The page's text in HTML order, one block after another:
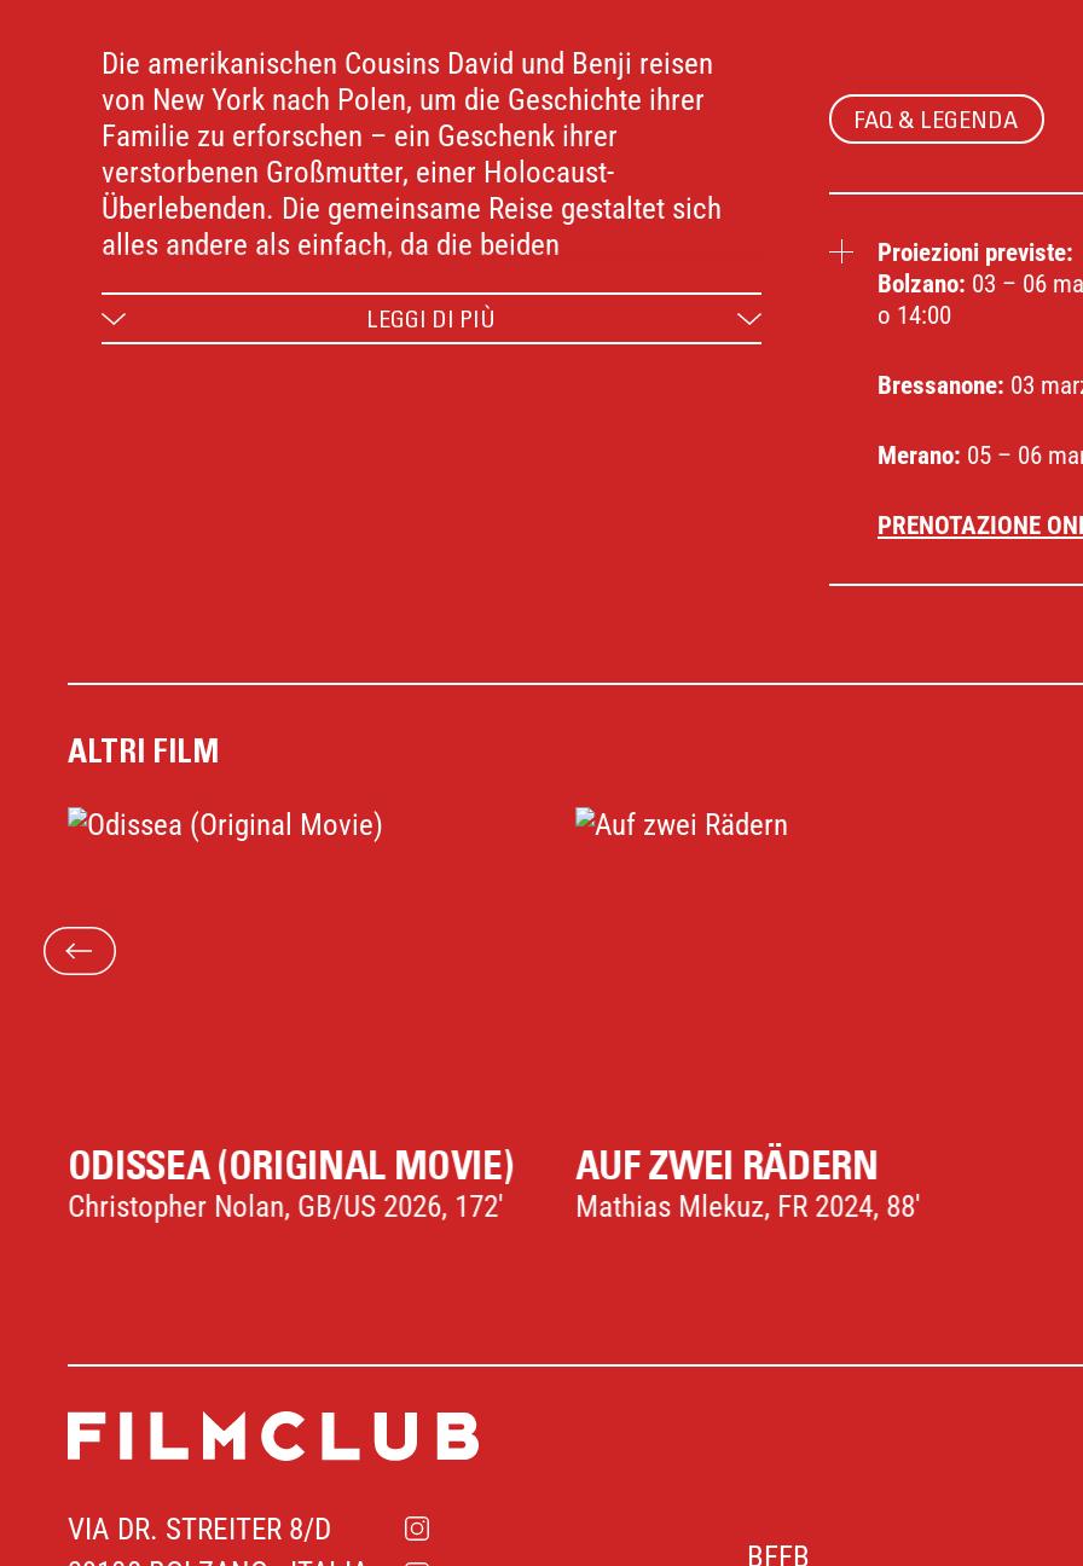
FAQ & LEGENDA
Proiezioni previste:
Bolzano: 03 – 06
o 14:00
Bressanone: 03
Merano: 05 – 06
PRENOTAZIONE
Die amerikanischen Cousins David und Benji reisen
von New York nach Polen, um die Geschichte ihrer
Familie zu erforschen – ein Geschenk ihrer
verstorbenen Großmutter, einer Holocaust-
Überlebenden. Die gemeinsame Reise gestaltet sich
alles andere als einfach, da die beiden
sehr strukturiert und überlegt, während Benji ein
Freigeist voller Spontanität ist.
https://www.visionkino.de/unterrichtsmaterial/filmtipp-
zoom/a-real-pain/
https://www.kinofenster.de/filme/filme-az/200250/a-
LEGGI DI PIÙ
ALTRI FILM
AUF ZWEI RÄDERN
Mathias Mlekuz, FR 2024, 88'
HAROLD UND MAUDE
Hal Ashby, US 1971, 91'
VIA DR. STREITER 8/D
BFFB